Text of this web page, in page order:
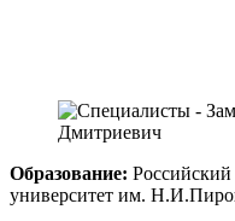
Образование:
университет им.